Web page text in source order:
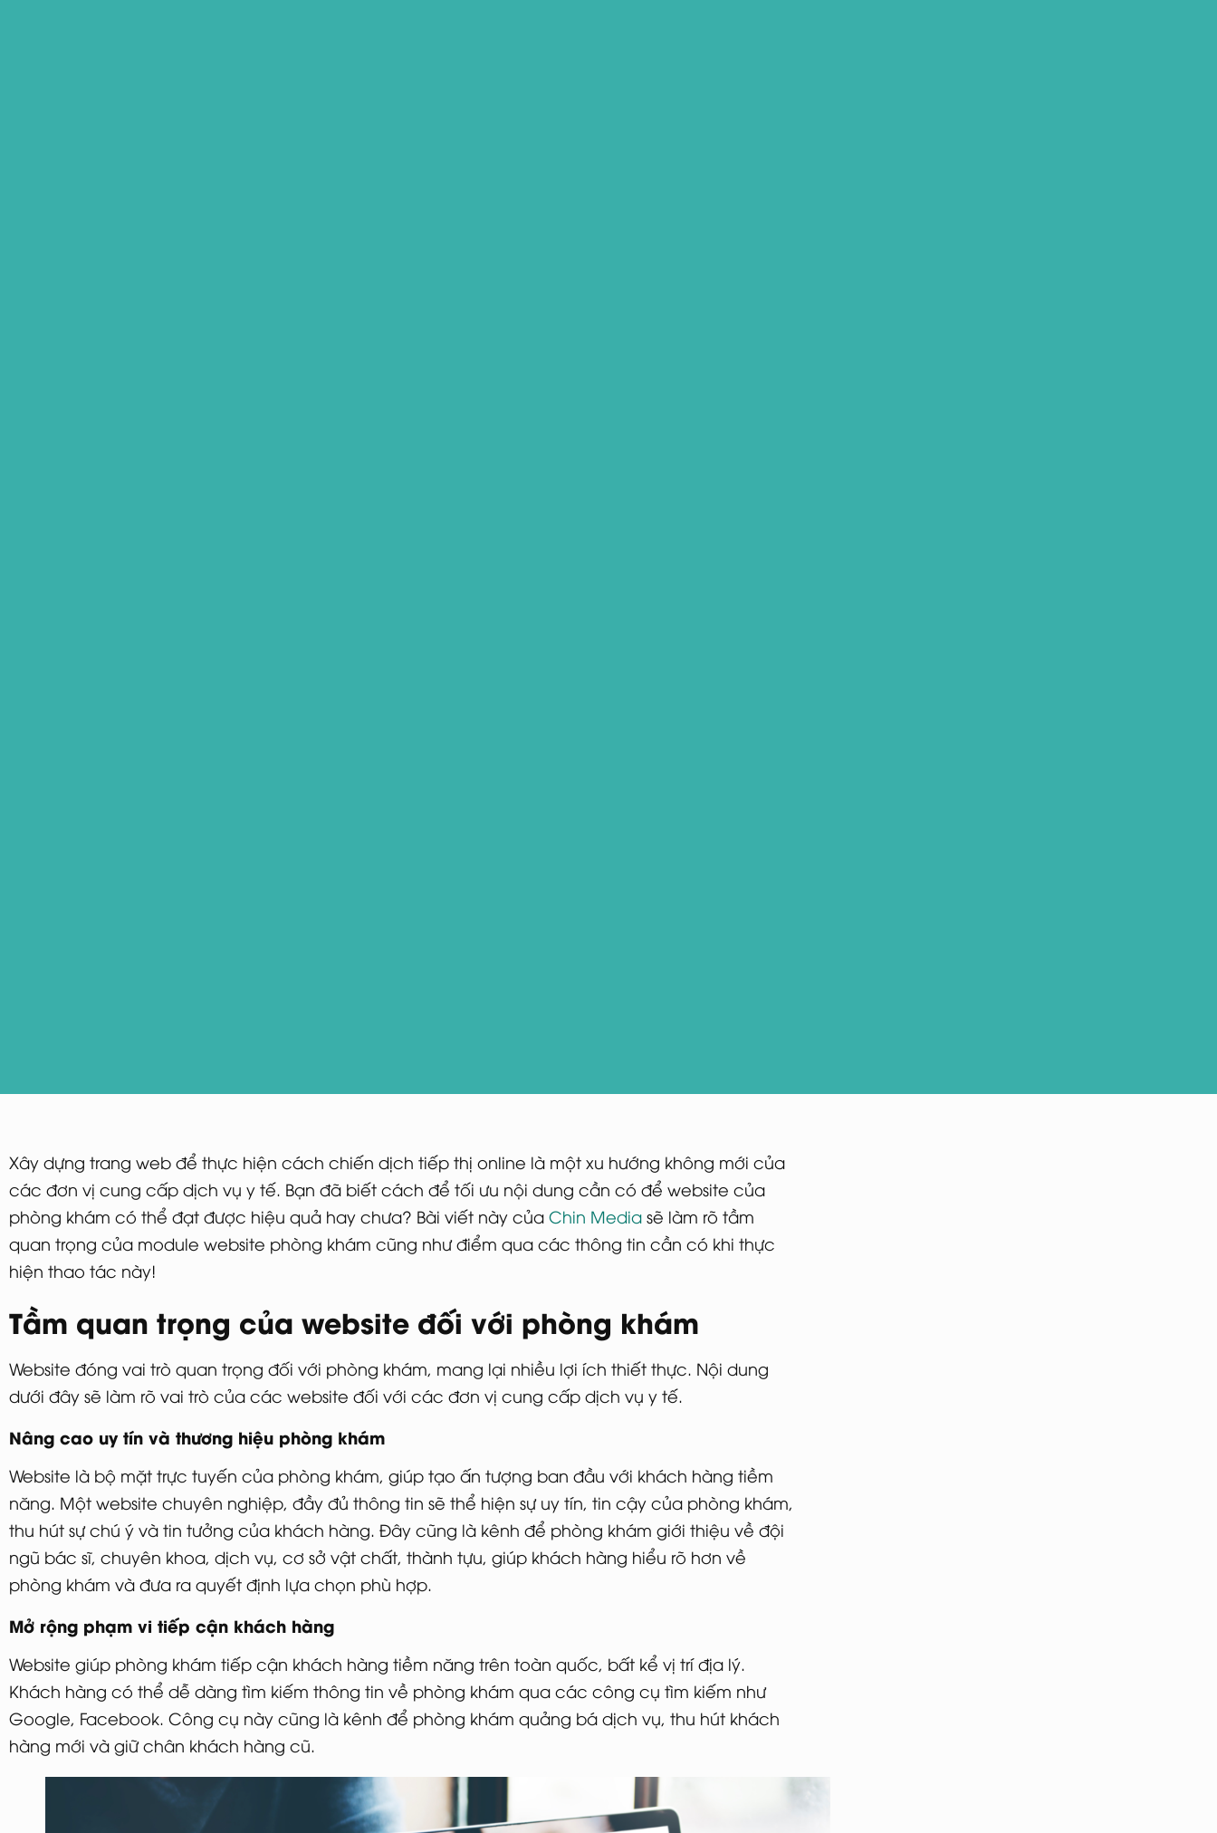
Xây dựng trang web để thực hiện cách chiến dịch tiếp thị online là một xu hướng không mới của
các đơn vị cung cấp dịch vụ y tế. Bạn đã biết cách để tối ưu nội dung cần có để website của
phòng khám có thể đạt được hiệu quả hay chưa? Bài viết này của Chin Media sẽ làm rõ tầm
quan trọng của module website phòng khám cũng như điểm qua các thông tin cần có khi thực
hiện thao tác này!
Tầm quan trọng của website đối với phòng khám
Website đóng vai trò quan trọng đối với phòng khám, mang lại nhiều lợi ích thiết thực. Nội dung
dưới đây sẽ làm rõ vai trò của các website đối với các đơn vị cung cấp dịch vụ y tế.
Nâng cao uy tín và thương hiệu phòng khám
Website là bộ mặt trực tuyến của phòng khám, giúp tạo ấn tượng ban đầu với khách hàng tiềm
năng. Một website chuyên nghiệp, đầy đủ thông tin sẽ thể hiện sự uy tín, tin cậy của phòng khám,
thu hút sự chú ý và tin tưởng của khách hàng. Đây cũng là kênh để phòng khám giới thiệu về đội
ngũ bác sĩ, chuyên khoa, dịch vụ, cơ sở vật chất, thành tựu, giúp khách hàng hiểu rõ hơn về
phòng khám và đưa ra quyết định lựa chọn phù hợp.
Mở rộng phạm vi tiếp cận khách hàng
Website giúp phòng khám tiếp cận khách hàng tiềm năng trên toàn quốc, bất kể vị trí địa lý.
Khách hàng có thể dễ dàng tìm kiếm thông tin về phòng khám qua các công cụ tìm kiếm như
Google, Facebook. Công cụ này cũng là kênh để phòng khám quảng bá dịch vụ, thu hút khách
hàng mới và giữ chân khách hàng cũ.